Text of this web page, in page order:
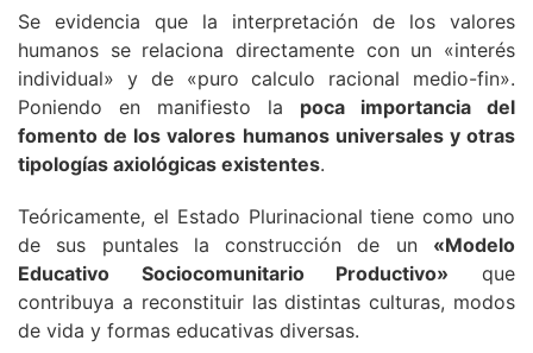
Se evidencia que la interpretación de los valores
humanos se relaciona directamente con un «interés
individual» y de «puro calculo racional medio-fin».
Poniendo en manifiesto la poca importancia del
fomento de los valores humanos universales y otras
tipologías axiológicas existentes.
Teóricamente, el Estado Plurinacional tiene como uno
de sus puntales la construcción de un «Modelo
Educativo Sociocomunitario Productivo» que
contribuya a reconstituir las distintas culturas, modos
de vida y formas educativas diversas.